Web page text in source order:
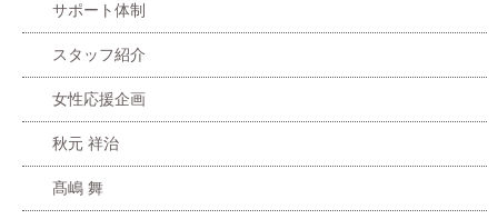
サポート体制
スタッフ紹介
女性応援企画
秋元 祥治
髙嶋 舞